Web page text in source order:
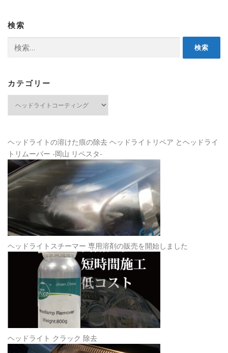
シ
ョ
検索
索:
カテゴリー
ー
ヘッドライトの溶けた痕の除去 ヘッドライトリペア とヘッドライ
トリムーバー -岡山 リペスタ-
ヘッドライトスチーマー 専用溶剤の販売を開始しました
ヘッドライト クラック 除去